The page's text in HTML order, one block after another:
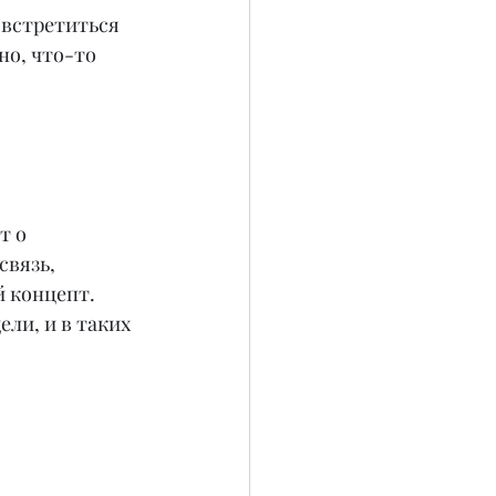
что-то
о
концепт.
и в таких